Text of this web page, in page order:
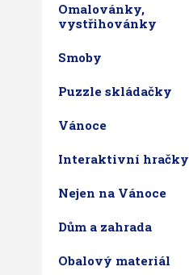
Omalovánky,
vystřihovánky
Smoby
Puzzle skládačky
Vánoce
Interaktivní hračky
Nejen na Vánoce
Dům a zahrada
Obalový materiál